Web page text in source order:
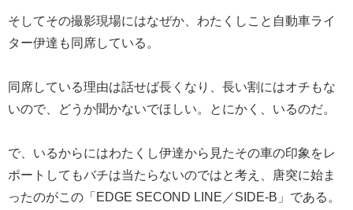
そしてその撮影現場にはなぜか、わたくしこと自動車ライ
ター伊達も同席している。
同席している理由は話せば長くなり、長い割にはオチもな
いので、どうか聞かないでほしい。とにかく、いるのだ。
で、いるからにはわたくし伊達から見たその車の印象をレ
ポートしてもバチは当たらないのではと考え、唐突に始ま
ったのがこの「EDGE SECOND LINE／SIDE-B」である。